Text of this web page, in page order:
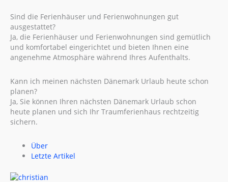
Sind die Ferienhäuser und Ferienwohnungen gut
ausgestattet?
Ja, die Ferienhäuser und Ferienwohnungen sind gemütlich
und komfortabel eingerichtet und bieten Ihnen eine
angenehme Atmosphäre während Ihres Aufenthalts.
Kann ich meinen nächsten Dänemark Urlaub heute schon
planen?
Ja, Sie können Ihren nächsten Dänemark Urlaub schon
heute planen und sich Ihr Traumferienhaus rechtzeitig
sichern.
Über
Letzte Artikel